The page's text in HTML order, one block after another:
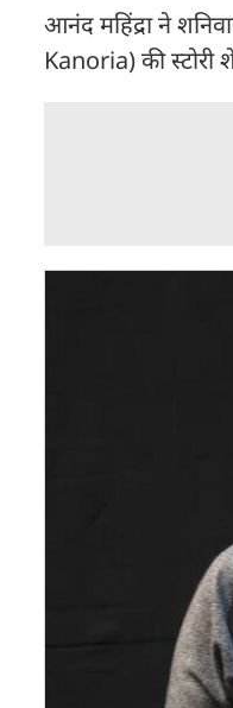
आनंद महिंद्रा ने
Kanoria) की स्टोरी